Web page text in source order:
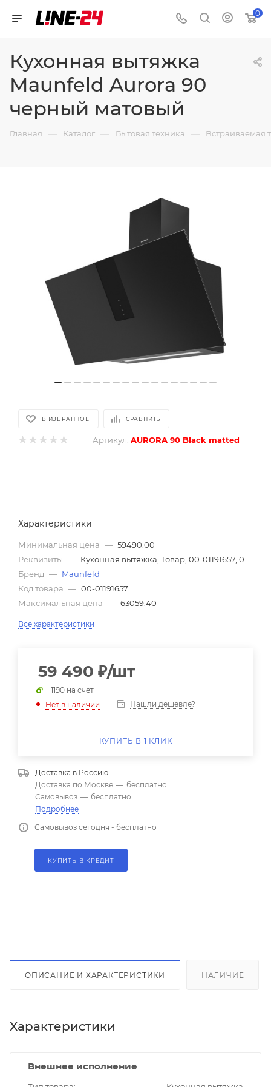
0
Кухонная вытяжка
Maunfeld Aurora 90
черный матовый
Главная — Каталог — Бытовая техника — Встраиваемая
В ИЗБРАННОЕ СРАВНИТЬ
Артикул: AURORA 90 Black matted
Характеристики
Минимальная цена — 59490.00
Реквизиты — Кухонная вытяжка, Товар, 00-01191657, 0
Бренд — Maunfeld
Код товара — 00-01191657
Максимальная цена — 63059.40
Все характеристики
59 490 ₽/шт
+ 1190 на счет
Нет в наличии
Нашли дешевле?
КУПИТЬ В 1 КЛИК
Доставка в Россию
Доставка по Москве — бесплатно
Самовывоз — бесплатно
Подробнее
Самовывоз сегодня - бесплатно
КУПИТЬ В КРЕДИТ
ОПИСАНИЕ И ХАРАКТЕРИСТИКИ НАЛИЧИЕ
Характеристики
Внешнее исполнение